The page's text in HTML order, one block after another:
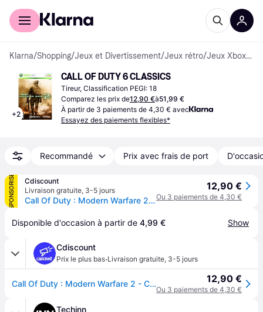
Acheter avec Klarna
Klarna/Shopping/Jeux et Divertissement/Jeux rétro/ Jeux Xbox 360
+2
CALL OF DUTY 6 CLASSICS
Tireur, Classification PEGI: 18
Comparez les prix de12,90 €à51,99 €
À partir de 3 paiements de 4,30 € avec
Essayez des paiements flexibles*
Recommandé Prix avec frais de port
SPONSORISÉ
Cdiscount
Livraison gratuite, 3-5 jours
Call Of Duty : Modern Warfare 2 - Classics [Xbox 360].
12,90 €
Ou 3 paiements de 4,30 €
Disponible d'occasion à partir de 4,99 € Show
Cdiscount
Prix le plus bas·Livraison gratuite, 3-5 jours
Call Of Duty : Modern Warfare 2 - Classics [Xbox 360]. 12,90 €
Ou 3 paiements de 4,30 €
Techinn